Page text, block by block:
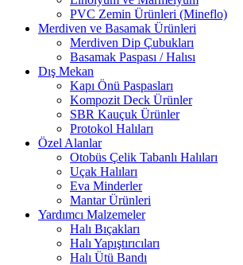
PVC Zemin Ürünleri (Mineflo)
Merdiven ve Basamak Ürünleri
Merdiven Dip Çubukları
Basamak Paspası / Halısı
Dış Mekan
Kapı Önü Paspasları
Kompozit Deck Ürünler
SBR Kauçuk Ürünler
Protokol Halıları
Özel Alanlar
Otobüs Çelik Tabanlı Halıları
Uçak Halıları
Eva Minderler
Mantar Ürünleri
Yardımcı Malzemeler
Halı Bıçakları
Halı Yapıştırıcıları
Halı Ütü Bandı